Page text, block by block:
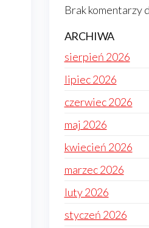
Brak komentarzy
ARCHIWA
sierpień 2026
lipiec 2026
czerwiec 2026
maj 2026
kwiecień 2026
marzec 2026
luty 2026
styczeń 2026